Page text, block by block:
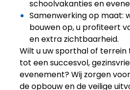
schoolvakanties en
Samenwerking op maat:
bouwen op, u profiteert
en extra zichtbaarheid.
Wilt u uw sporthal of
tot een succesvol,
evenement? Wij zorgen
de opbouw en de veilige